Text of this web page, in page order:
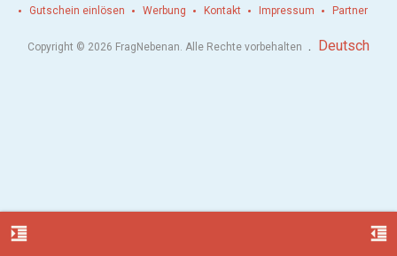
format_indent_increase format_indent_decrease
Gutschein einlösen
Werbung Kontakt Impressum Partner
Copyright © 2026 FragNebenan. Alle Rechte vorbehalten . Deutsch